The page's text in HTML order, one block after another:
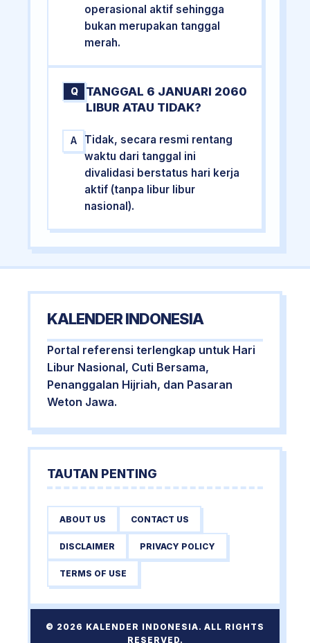
operasional aktif sehingga
bukan merupakan tanggal
merah.
Q
TANGGAL 6 JANUARI 2060
LIBUR ATAU TIDAK?
A
Tidak, secara resmi rentang
waktu dari tanggal ini
divalidasi berstatus hari kerja
aktif (tanpa libur libur
nasional).
KALENDER INDONESIA
Portal referensi terlengkap untuk Hari
Libur Nasional, Cuti Bersama,
Penanggalan Hijriah, dan Pasaran
Weton Jawa.
TAUTAN PENTING
ABOUT US CONTACT US
DISCLAIMER PRIVACY POLICY
TERMS OF USE
© 2026 KALENDER INDONESIA. ALL RIGHTS
RESERVED.